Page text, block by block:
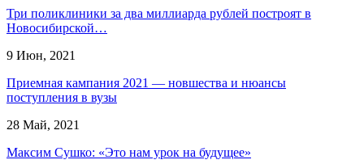
Три поликлиники за два миллиарда рублей построят в
Новосибирской…
9 Июн, 2021
Приемная кампания 2021 — новшества и нюансы
поступления в вузы
28 Май, 2021
Максим Сушко: «Это нам урок на будущее»